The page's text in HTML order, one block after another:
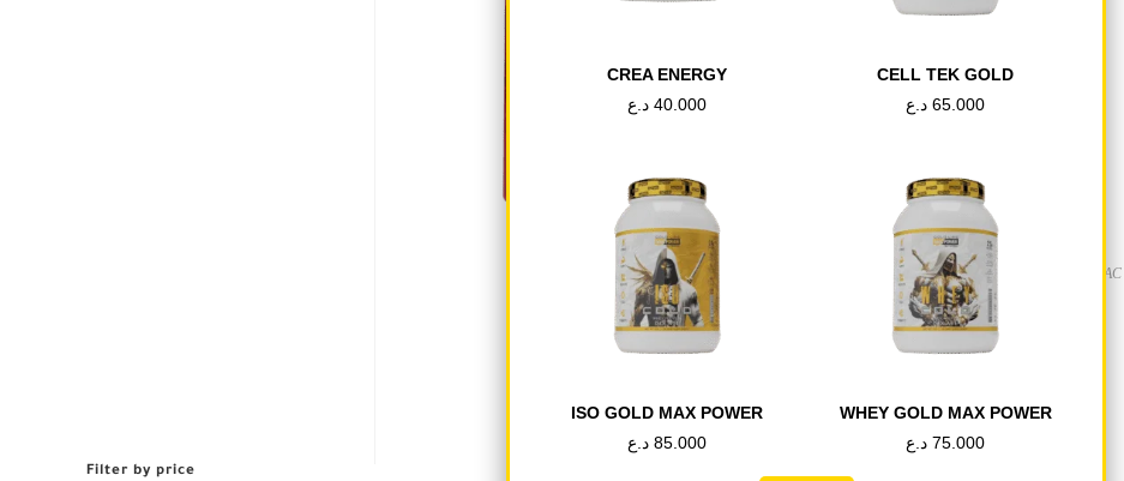
GSN
CREATINE HCL+TEST
55.000
اشتري الان
, PRE-WORKOUT
WILLIAM BONAC
AAKG MAX
35.000 د.ع
اشتري الان
Filter by price
CREA ENERGY
40.000 د.ع
CELL TEK GOLD
65.000 د.ع
ISO GOLD MAX POWER
85.000 د.ع
WHEY GOLD MAX POWER
75.000 د.ع